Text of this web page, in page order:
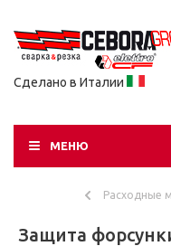
Сделано в Италии
МЕНЮ
Расходные
Защита